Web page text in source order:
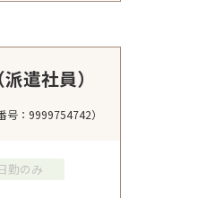
遣社員）
号：9999754742）
勤のみ